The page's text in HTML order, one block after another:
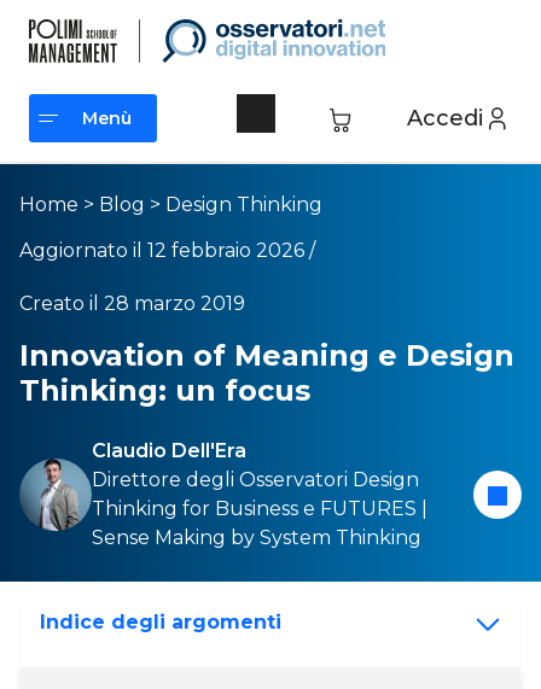
Accedi
Menù
Menù
Home > Blog > Design Thinking
Aggiornato il 12 febbraio 2026 /
Creato il 28 marzo 2019
Innovation of Meaning e Design
Thinking: un focus
Claudio Dell'Era
Direttore degli Osservatori Design
Thinking for Business e FUTURES |
Sense Making by System Thinking
Indice degli argomenti